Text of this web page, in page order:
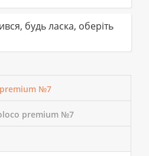
будь ласка, оберіть
premium №7
premium №7